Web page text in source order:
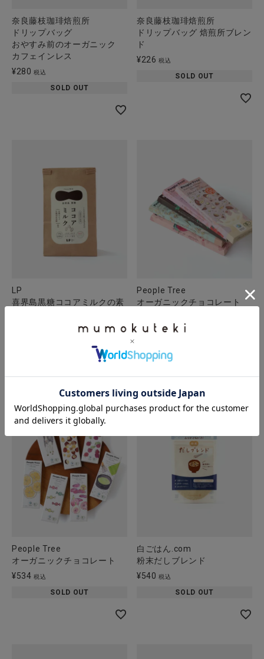
奈良藤枝珈琲焙煎所
ドリップバッグ
おやすみ前のオーガニック
カフェインレス
¥280 税込
SOLD OUT
奈良藤枝珈琲焙煎所
ドリップバッグ 焙煎所ブレン
ド
¥226 税込
SOLD OUT
LP
喜界島黒糖ココアミルクの素
SOLD OUT
People Tree
オーガニックチョコレート
534 税込
People Tree
オーガニックチョコレート
¥534 税込
SOLD OUT
白ごはん.com
粉末だしブレンド
¥540 税込
SOLD OUT